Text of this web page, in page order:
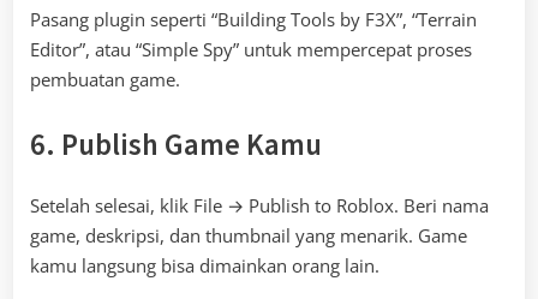
Pasang plugin seperti “Building Tools by F3X”, “Terrain
Editor”, atau “Simple Spy” untuk mempercepat proses
pembuatan game.
6. Publish Game Kamu
Setelah selesai, klik File → Publish to Roblox. Beri nama
game, deskripsi, dan thumbnail yang menarik. Game
kamu langsung bisa dimainkan orang lain.